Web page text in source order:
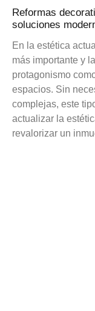
Reformas
soluciones
En la estética
más importante y
protagonismo
espacios. Sin
complejas, este
actualizar la
revalorizar un